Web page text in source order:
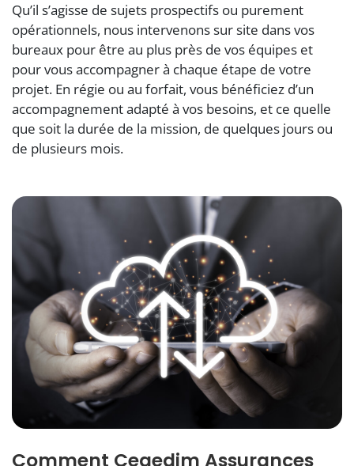
Qu’il s’agisse de sujets prospectifs ou purement
opérationnels, nous intervenons sur site dans vos
bureaux pour être au plus près de vos équipes et
pour vous accompagner à chaque étape de votre
projet. En régie ou au forfait, vous bénéficiez d’un
accompagnement adapté à vos besoins, et ce quelle
que soit la durée de la mission, de quelques jours ou
de plusieurs mois.
Comment Cegedim Assurances